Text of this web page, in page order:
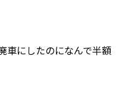
車にしたのになんで半額